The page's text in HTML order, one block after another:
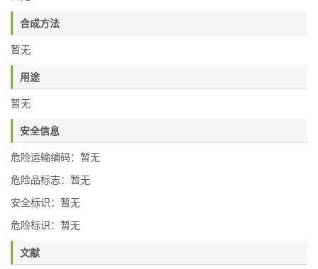
合成方法
暂无
用途
暂无
安全信息
危险运输编码：暂无
危险品标志：暂无
安全标识：暂无
危险标识：暂无
文献